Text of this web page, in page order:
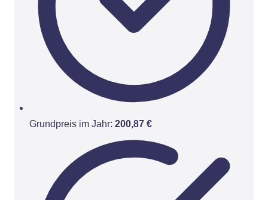
Grundpreis im Jahr: 200,87 €